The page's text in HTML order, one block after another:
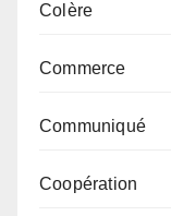
Colère
Commerce
Communiqué
Coopération